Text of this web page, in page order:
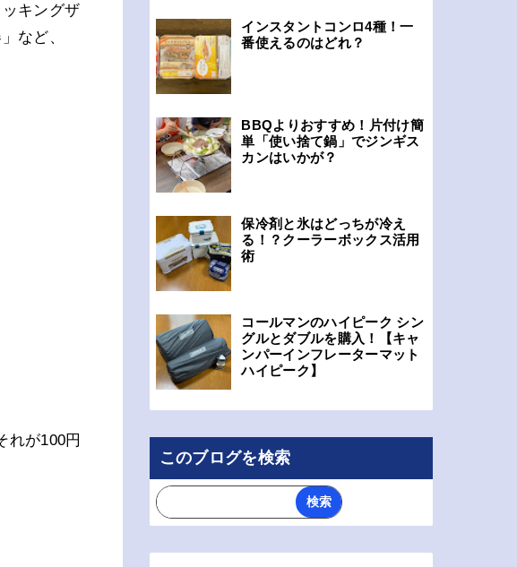
キングザ
など、
れが100円
インスタントコンロ4種！一
番使えるのはどれ？
BBQよりおすすめ！片付け簡
単「使い捨て鍋」でジンギス
カンはいかが？
保冷剤と氷はどっちが冷え
る！？クーラーボックス活用
術
コールマンのハイピーク シン
グルとダブルを購入！【キャ
ンパーインフレーターマット
ハイピーク】
このブログを検索